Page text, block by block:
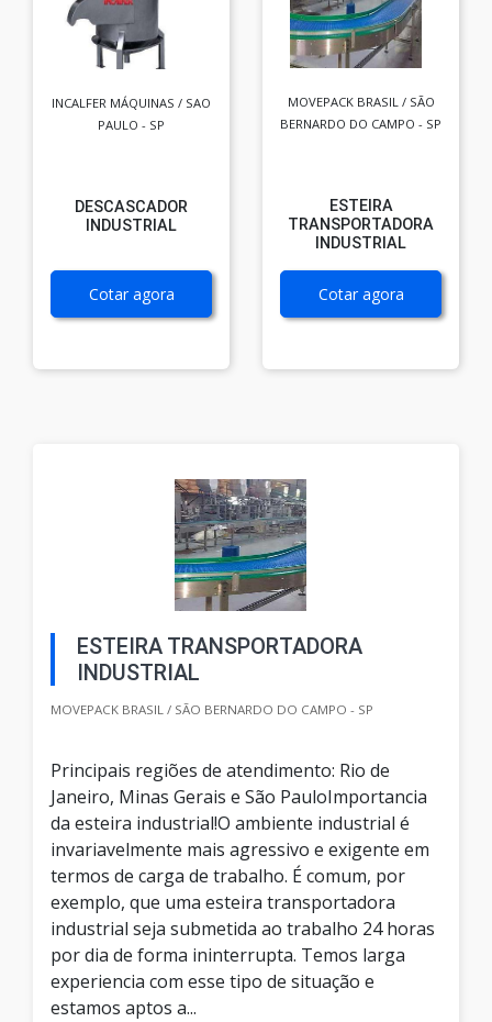
INCALFER MÁQUINAS / SAO
PAULO - SP
DESCASCADOR
INDUSTRIAL
Cotar agora
MOVEPACK BRASIL / SÃO
BERNARDO DO CAMPO - SP
ESTEIRA
TRANSPORTADORA
INDUSTRIAL
Cotar agora
ESTEIRA TRANSPORTADORA
INDUSTRIAL
MOVEPACK BRASIL / SÃO BERNARDO DO CAMPO - SP
Principais regiões de atendimento: Rio de
Janeiro, Minas Gerais e São PauloImportancia
da esteira industrial!O ambiente industrial é
invariavelmente mais agressivo e exigente em
termos de carga de trabalho. É comum, por
exemplo, que uma esteira transportadora
industrial seja submetida ao trabalho 24 horas
por dia de forma ininterrupta. Temos larga
experiencia com esse tipo de situação e
estamos aptos a...